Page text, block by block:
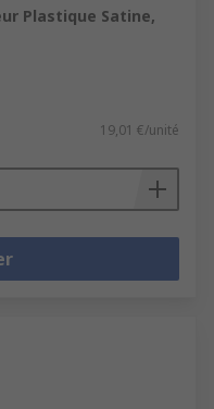
Plastique Satine,
19,01 €/unité